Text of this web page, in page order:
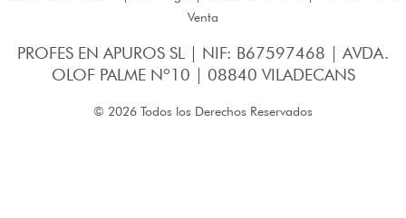
Venta
PROFES EN APUROS SL | NIF: B67597468 | AVDA.
OLOF PALME Nº10 | 08840 VILADECANS
© 2026 Todos los Derechos Reservados